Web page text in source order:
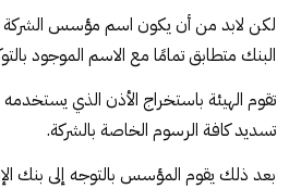
لكن لابد من أن يكون اسم مؤسس الشركة
البنك متطابق تمامًا مع الاسم الموجود
تقوم الهيئة باستخراج الأذن الذي
تسديد كافة الرسوم الخاصة بالشركة.
بعد ذلك يقوم المؤسس بالتوجه إلى بنك